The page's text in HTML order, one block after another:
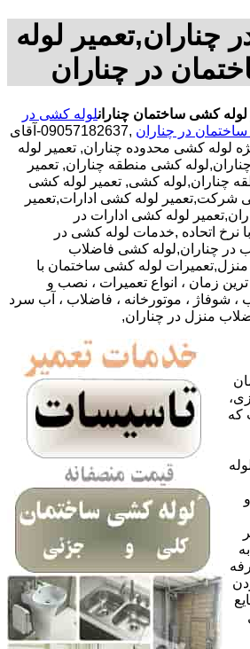
چناران,تعمیر لوله
در چناران
لوله کشی ساختمان چنارانلوله کشی در
در چناران
,09057182637-آقای
لوله کشی محدوده چناران, تعمیر لوله
کشی منطقه چناران, تعمیر
چناران,لوله کشی, تعمیر لوله کشی
شرکت,تعمیر لوله کشی ادارات,تعمیر
لوله کشی ادارات در
نرخ اتحاده ,خدمات لوله کشی در
در چناران,لوله کشی فاضلاب
لوله کشی ساختمان با
زمان ، انواع تعمیرات ، نصب و
شوفاژ ، موتورخانه ، فاضلاب ، آب سرد
منزل در چناران,
که